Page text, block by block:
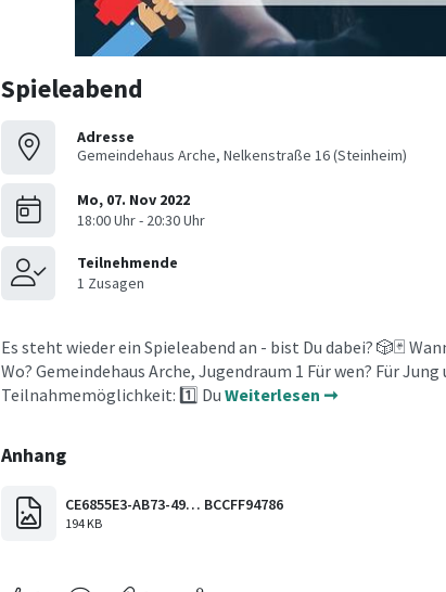
Spieleabend
Adresse
Gemeindehaus Arche, Nelkenstraße 16 (Steinheim)
Es steht wieder ein Spieleabend an - bist Du dabei? 🎲🃏
Wo? Gemeindehaus Arche, Jugendraum 1 Für wen? Für Jung
Teilnahmemöglichkeit: 1️⃣ Du Weiterlesen ➞